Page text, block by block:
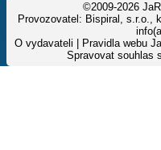
©2009-2026
Provozovatel: Bispiral, s.r.o.,
O vydavateli
Pravidla webu
Spravovat souhlas